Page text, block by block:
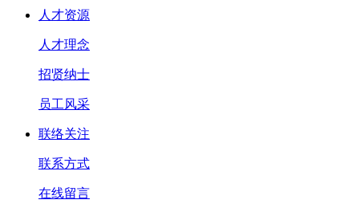
人才资源
人才理念
招贤纳士
员工风采
联络关注
联系方式
在线留言